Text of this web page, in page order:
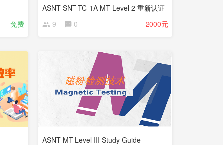
免费
ASNT SNT-TC-1A MT Level 2 重新认证
9
0 2000元
ASNT MT Level III Study Guide